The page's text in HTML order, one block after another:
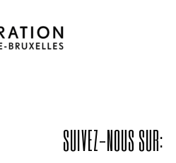
SUIVEZ-NOUS SUR: